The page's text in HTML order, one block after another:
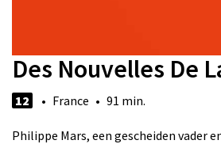
Des Nouvelles De
12 • France • 91 min.
Philippe Mars, een gescheiden vader